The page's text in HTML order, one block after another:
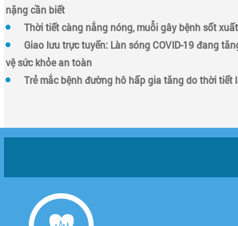
nặng cần biết
Thời tiết càng nắng nóng, muỗi gây bệnh sốt
Giao lưu trực tuyến: Làn sóng COVID-19 đang
vệ sức khỏe an toàn
Trẻ mắc bệnh đường hô hấp gia tăng do thời tiết